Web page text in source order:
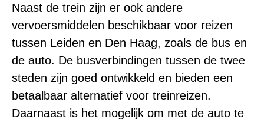
Naast de trein zijn er ook andere
vervoersmiddelen beschikbaar voor reizen
tussen Leiden en Den Haag, zoals de bus en
de auto. De busverbindingen tussen de twee
steden zijn goed ontwikkeld en bieden een
betaalbaar alternatief voor treinreizen.
Daarnaast is het mogelijk om met de auto te